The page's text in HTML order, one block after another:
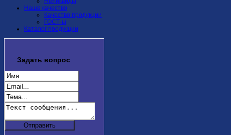
Наше качество
Качество продукции
ГОСТ-ы
Каталог продукции
Задать вопрос